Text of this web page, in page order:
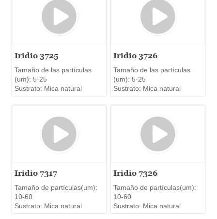
Iridio 3725
Tamaño de las partículas
(um): 5-25
Sustrato: Mica natural
Iridio 3726
Tamaño de las partículas
(um): 5-25
Sustrato: Mica natural
Iridio 7317
Tamaño de partículas(um):
10-60
Sustrato: Mica natural
Iridio 7326
Tamaño de partículas(um):
10-60
Sustrato: Mica natural